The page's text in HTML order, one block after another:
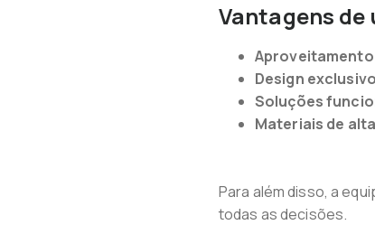
Vantagens
Design exclusivo
Soluções
Materiais de
Para além disso, a
todas as decisões.